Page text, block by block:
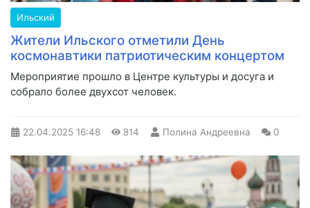
Ильский
Жители Ильского отметили День
космонавтики патриотическим концертом
Мероприятие прошло в Центре культуры и досуга и
собрало более двухсот человек.
22.04.2025 16:48 814 Полина Андреевна 0